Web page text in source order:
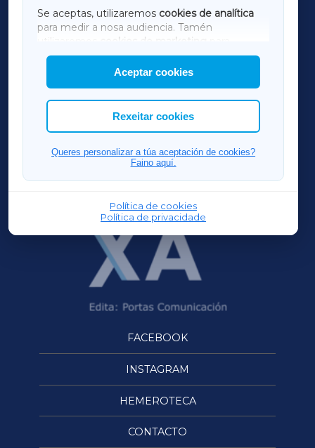
Se aceptas, utilizaremos cookies de analítica
para medir a nosa audiencia. Tamén
utilizaremos
cookies de marketing
mostrar publicidade de terceiros.
Así mesmo, podes personalizar a elección das
cookies que desexas permitir.
Aceptar cookies
Rexeitar cookies
Queres personalizar a túa aceptación de cookies?
Faino aquí.
Política de cookies
Política de privacidade
AMARIÑAXA
RIBEIRASACRAXA
ACORUÑAXA
FERROLXA
OURENSEXA
FACEBOOK
INSTAGRAM
HEMEROTECA
CONTACTO